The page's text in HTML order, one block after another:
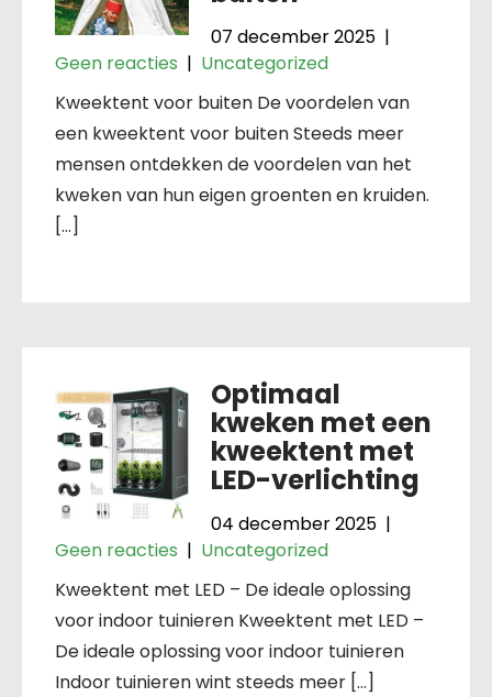
07 december 2025 |
Geen reacties | Uncategorized
Kweektent voor buiten De voordelen van
een kweektent voor buiten Steeds meer
mensen ontdekken de voordelen van het
kweken van hun eigen groenten en kruiden.
[…]
Optimaal
kweken met een
kweektent met
LED-verlichting
04 december 2025 |
Geen reacties | Uncategorized
Kweektent met LED – De ideale oplossing
voor indoor tuinieren Kweektent met LED –
De ideale oplossing voor indoor tuinieren
Indoor tuinieren wint steeds meer […]